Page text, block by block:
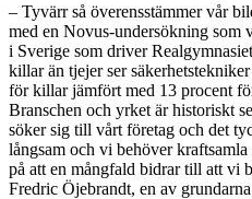
– Tyvärr så överensstämmer vår
med en Novus-undersökning som
i Sverige som driver
killar än tjejer ser
för killar jämfört med 13 procent
Branschen och yrket är historiskt
söker sig till vårt företag och det
långsam och vi behöver
på att en mångfald bidrar till att vi
Fredric Öjebrandt, en av